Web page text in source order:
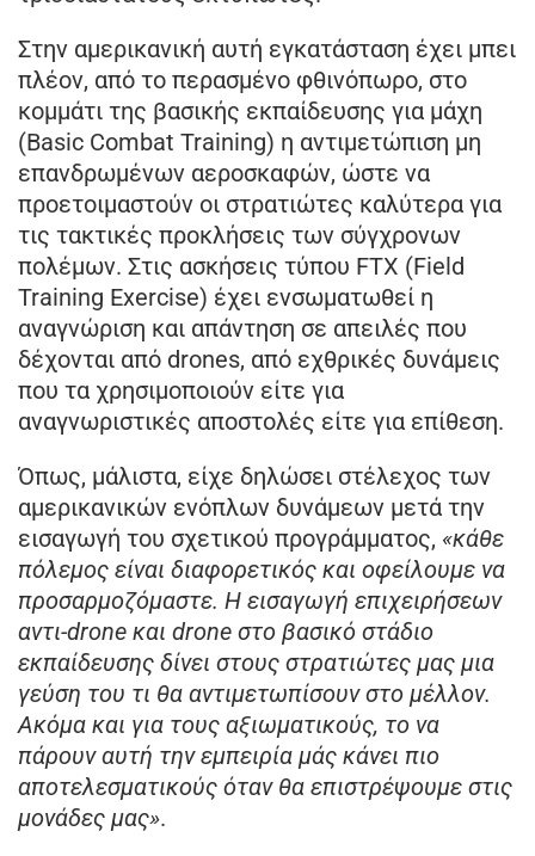
Στην αμερικανική αυτή εγκατάσταση έχει μπει
πλέον, από το περασμένο φθινόπωρο, στο
κομμάτι της βασικής εκπαίδευσης για μάχη
(Basic Combat Training) η αντιμετώπιση μη
επανδρωμένων αεροσκαφών, ώστε να
προετοιμαστούν οι στρατιώτες καλύτερα για
τις τακτικές προκλήσεις των σύγχρονων
πολέμων. Στις ασκήσεις τύπου FTX (Field
Training Exercise) έχει ενσωματωθεί η
αναγνώριση και απάντηση σε απειλές που
δέχονται από drones, από εχθρικές δυνάμεις
που τα χρησιμοποιούν είτε για
αναγνωριστικές αποστολές είτε για επίθεση.
Όπως, μάλιστα, είχε δηλώσει στέλεχος των
αμερικανικών ενόπλων δυνάμεων μετά την
εισαγωγή του σχετικού προγράμματος, «κάθε
πόλεμος είναι διαφορετικός και οφείλουμε να
προσαρμοζόμαστε. Η εισαγωγή επιχειρήσεων
αντι-drone και drone στο βασικό στάδιο
εκπαίδευσης δίνει στους στρατιώτες μας μια
γεύση του τι θα αντιμετωπίσουν στο μέλλον.
Ακόμα και για τους αξιωματικούς, το να
πάρουν αυτή την εμπειρία μάς κάνει πιο
αποτελεσματικούς όταν θα επιστρέψουμε στις
μονάδες μας».